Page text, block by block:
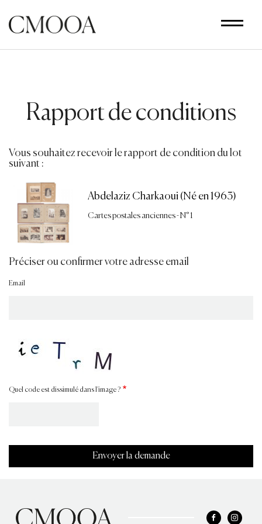
contenu
principal
Rapport de conditions
Vous souhaitez recevoir le rapport de condition du lot
suivant :
Abdelaziz Charkaoui (Né en 1963)
Cartes postales anciennes - N° 1
Préciser ou confirmer votre adresse email
Email
Quel code est dissimulé dans l'image ?